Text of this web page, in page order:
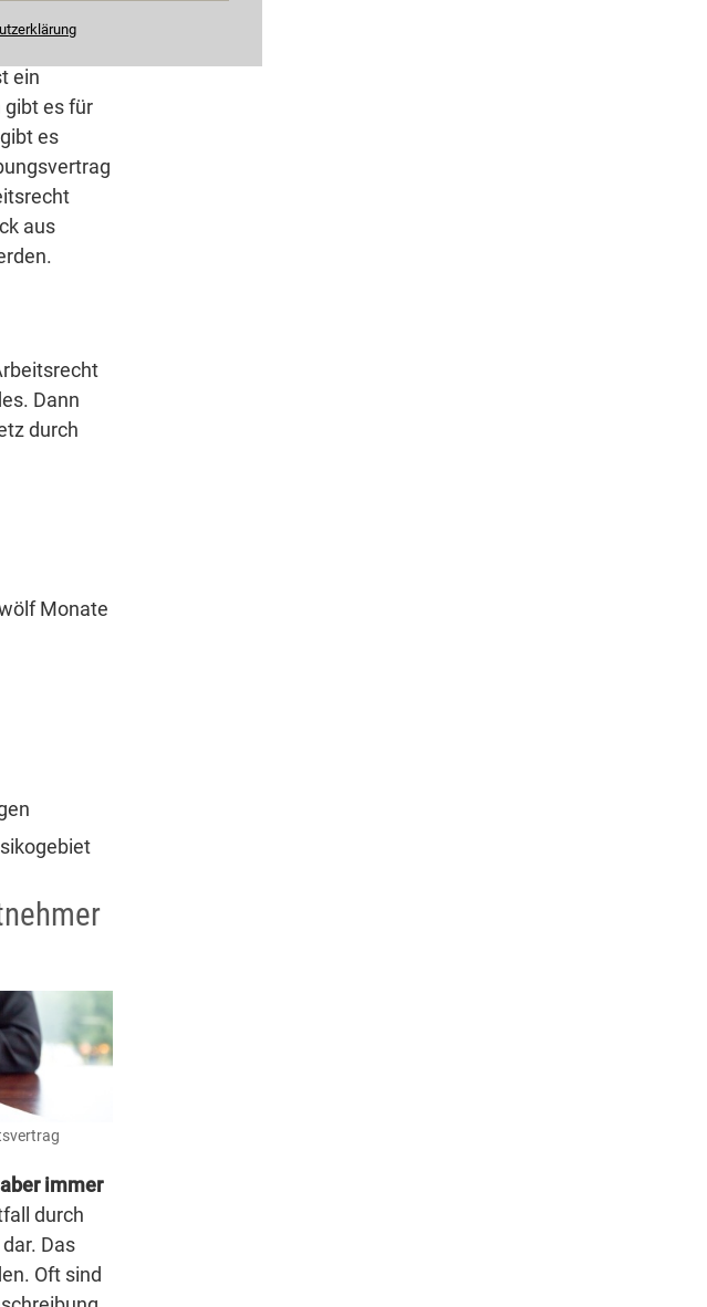
ein
gibt es für
gibt es
aus
Dann
durch
Monate
immer
durch
Das
Oft sind